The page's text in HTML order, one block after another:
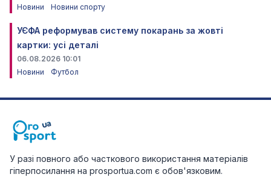
Новини
Новини спорту
УЄФА реформував систему покарань за жовті
картки: усі деталі
06.08.2026 10:01
Новини
Футбол
У разі повного або часткового використання матеріалів
гіперпосилання на prosportua.com є обов'язковим.